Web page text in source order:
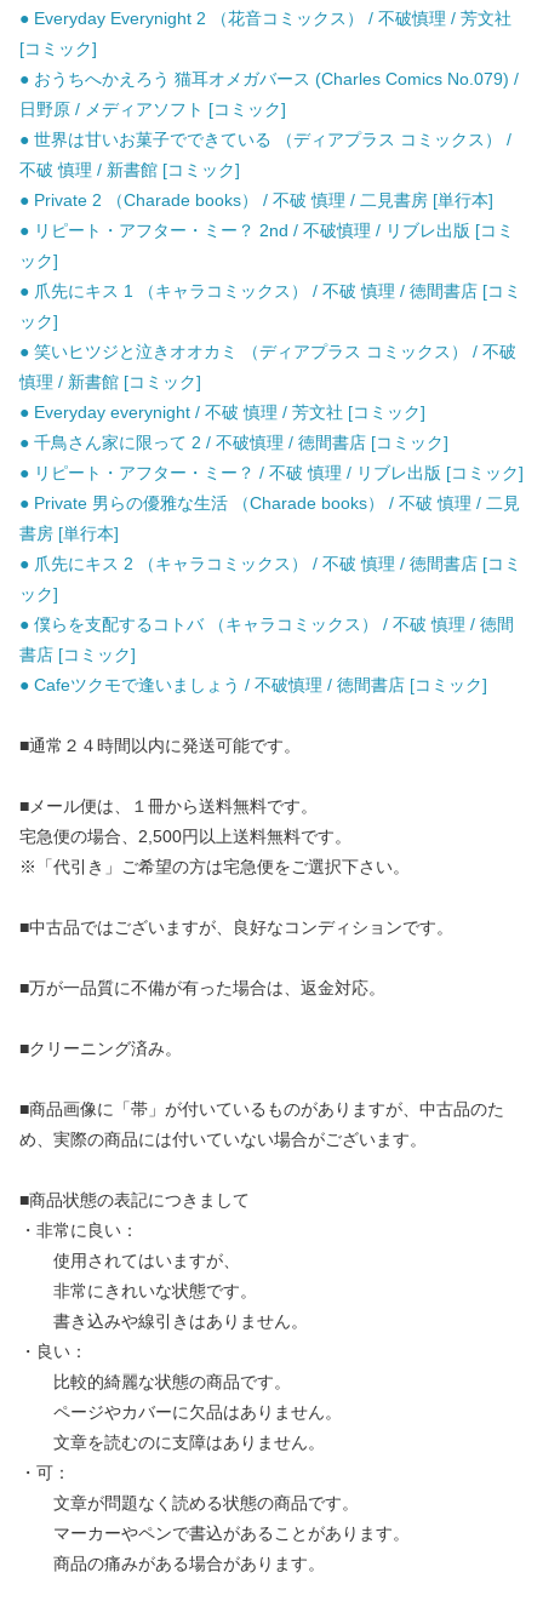
● Everyday Everynight 2 （花音コミックス） / 不破慎理 / 芳文社
[コミック]
● おうちへかえろう 猫耳オメガバース (Charles Comics No.079) /
日野原 / メディアソフト [コミック]
● 世界は甘いお菓子でできている （ディアプラス コミックス） /
不破 慎理 / 新書館 [コミック]
● Private 2 （Charade books） / 不破 慎理 / 二見書房 [単行本]
● リピート・アフター・ミー？ 2nd / 不破慎理 / リブレ出版 [コミ
ック]
● 爪先にキス 1 （キャラコミックス） / 不破 慎理 / 徳間書店 [コミ
ック]
● 笑いヒツジと泣きオオカミ （ディアプラス コミックス） / 不破
慎理 / 新書館 [コミック]
● Everyday everynight / 不破 慎理 / 芳文社 [コミック]
● 千鳥さん家に限って 2 / 不破慎理 / 徳間書店 [コミック]
● リピート・アフター・ミー？ / 不破 慎理 / リブレ出版 [コミック]
● Private 男らの優雅な生活 （Charade books） / 不破 慎理 / 二見
書房 [単行本]
● 爪先にキス 2 （キャラコミックス） / 不破 慎理 / 徳間書店 [コミ
ック]
● 僕らを支配するコトバ （キャラコミックス） / 不破 慎理 / 徳間
書店 [コミック]
● Cafeツクモで逢いましょう / 不破慎理 / 徳間書店 [コミック]
■通常２４時間以内に発送可能です。
■メール便は、１冊から送料無料です。
宅急便の場合、2,500円以上送料無料です。
※「代引き」ご希望の方は宅急便をご選択下さい。
■中古品ではございますが、良好なコンディションです。
■万が一品質に不備が有った場合は、返金対応。
■クリーニング済み。
■商品画像に「帯」が付いているものがありますが、中古品のた
め、実際の商品には付いていない場合がございます。
■商品状態の表記につきまして
・非常に良い：
使用されてはいますが、
非常にきれいな状態です。
書き込みや線引きはありません。
・良い：
比較的綺麗な状態の商品です。
ページやカバーに欠品はありません。
文章を読むのに支障はありません。
・可：
文章が問題なく読める状態の商品です。
マーカーやペンで書込があることがあります。
商品の痛みがある場合があります。